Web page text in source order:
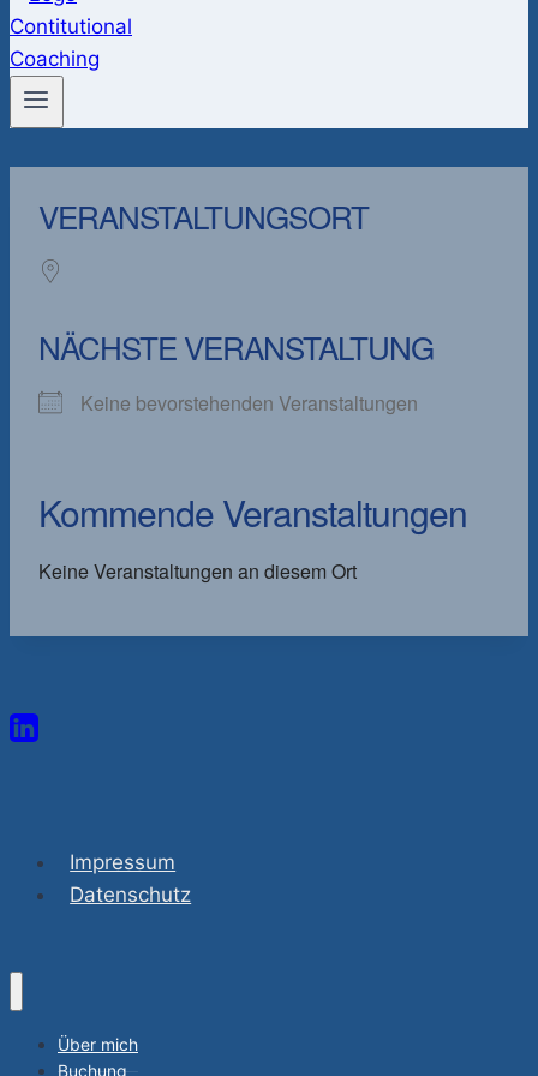
VERANSTALTUNGSORT
NÄCHSTE VERANSTALTUNG
Keine bevorstehenden Veranstaltungen
Kommende Veranstaltungen
Keine Veranstaltungen an diesem Ort
Impressum
Datenschutz
Über mich
Buchung